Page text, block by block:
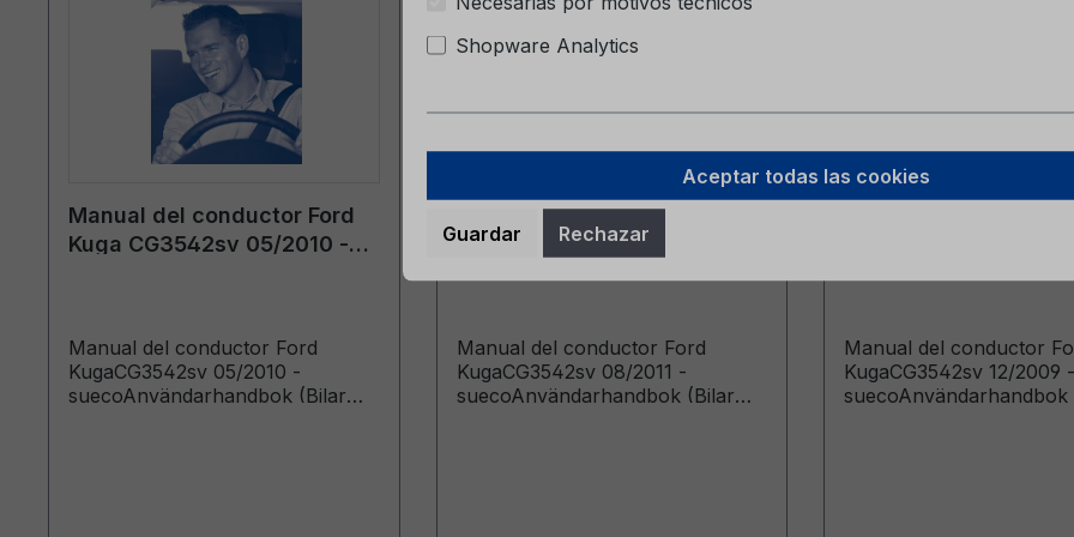
Manual del conductor Ford
Kuga CG3542sv 05/2010 -
Manual del conductor Ford
KugaCG3542sv 05/2010 -
suecoAnvändarhandbok (Bilar
Manual del conductor Ford
Kuga CG3542sv 08/2011 -
Manual del conductor Ford
KugaCG3542sv 08/2011 -
suecoAnvändarhandbok (Bilar
Manual del conductor
KugaCG3542sv 12/2009 -
suecoAnvändarhandbok
Shopware Analytics
Aceptar todas las cookies
Guardar Rechazar